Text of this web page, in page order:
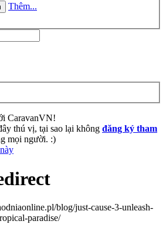
Thêm...
CaravanVN!
thú vị, tại sao lại không đăng ký tham
mọi người. :)
blog/just-cause-3-unleash-
paradise/